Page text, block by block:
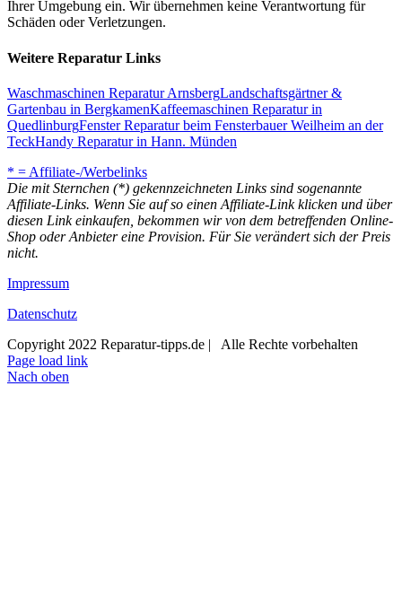
Ihrer Umgebung ein. Wir übernehmen keine Verantwortung für
Schäden oder Verletzungen.
Weitere Reparatur Links
Waschmaschinen Reparatur ArnsbergLandschaftsgärtner &
Gartenbau in BergkamenKaffeemaschinen Reparatur in
QuedlinburgFenster Reparatur beim Fensterbauer Weilheim an der
TeckHandy Reparatur in Hann. Münden
* = Affiliate-/Werbelinks
Die mit Sternchen (*) gekennzeichneten Links sind sogenannte
Affiliate-Links. Wenn Sie auf so einen Affiliate-Link klicken und über
diesen Link einkaufen, bekommen wir von dem betreffenden Online-
Shop oder Anbieter eine Provision. Für Sie verändert sich der Preis
nicht.
Impressum
Datenschutz
Copyright 2022 Reparatur-tipps.de | Alle Rechte vorbehalten
Page load link
Nach oben